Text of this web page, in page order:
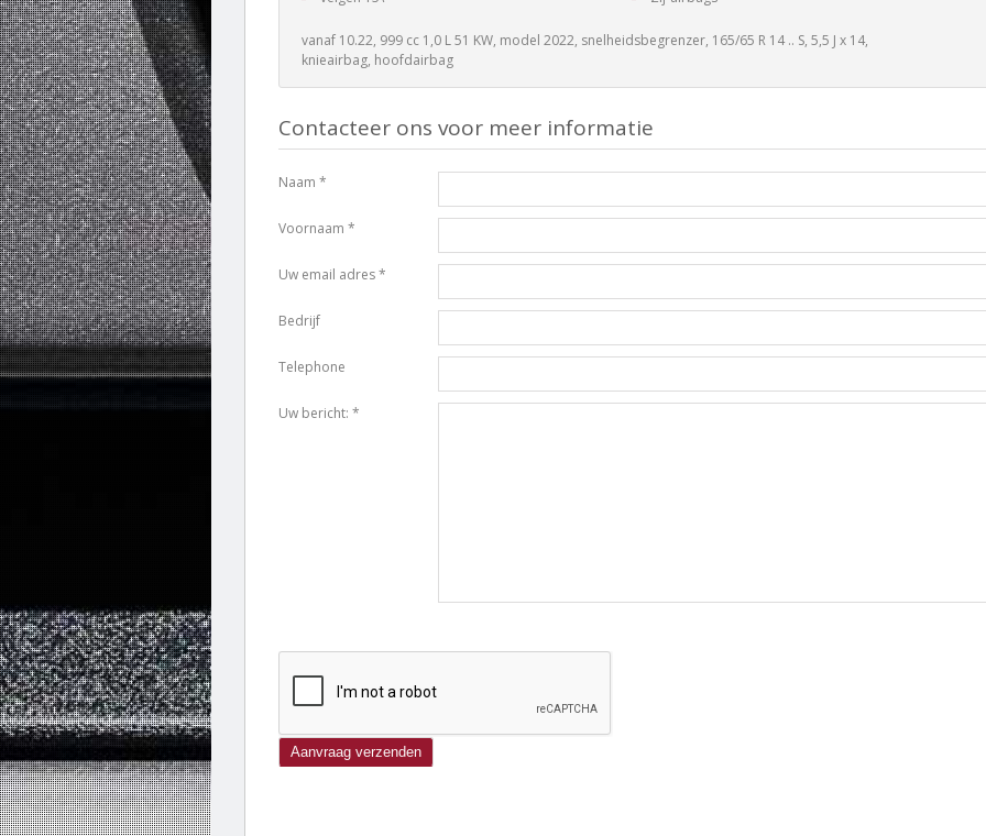
vanaf 10.22, 999 cc 1,0 L 51 KW, model 2022, snelheidsbegrenzer, 165/65 R 14 .. S, 5,5 J x 14,
knieairbag, hoofdairbag
Contacteer ons voor meer informatie
Naam *
Voornaam *
Uw email adres *
Bedrijf
Telephone
Uw bericht: *